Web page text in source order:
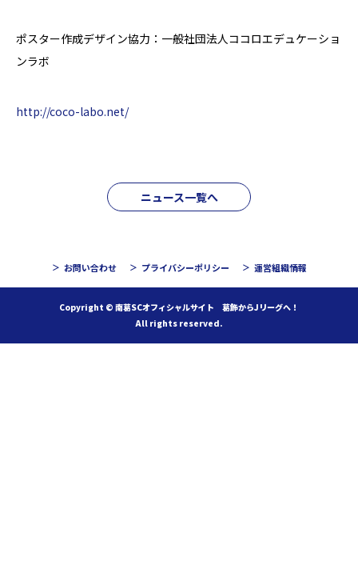
ポスター作成デザイン協力：一般社団法人ココロエデュケーショ
ンラボ
http://coco-labo.net/
ニュース一覧へ
お問い合わせ プライバシーポリシー 運営組織情報
Copyright © 南葛SCオフィシャルサイト 葛飾からJリーグへ！
All rights reserved.